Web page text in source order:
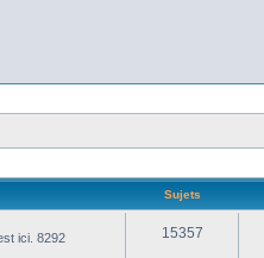
Sujets
ici. 8292
15357